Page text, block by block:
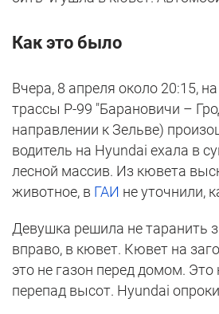
Как это было
Вчера, 8 апреля около 20:15,
трассы Р-99 "Барановичи –
направлении к Зельве)
водитель на Hyundai ехала в
лесной массив. Из кювета
животное, в ГАИ не уточнили,
Девушка решила не таранить
вправо, в кювет. Кювет на
это не газон перед домом. Это
перепад высот. Hyundai